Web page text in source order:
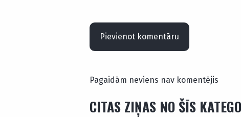
Pievienot komentāru
Pagaidām neviens nav komentējis
CITAS ZIŅAS NO ŠĪS